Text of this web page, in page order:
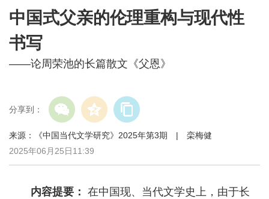
中国式父亲的伦理重构与现代性
书写
——论周荣池的长篇散文《父恩》
分享到：
来源：《中国当代文学研究》2025年第3期 | 栾梅健
2025年06月25日11:39
内容提要： 在中国现、当代文学史上，由于长